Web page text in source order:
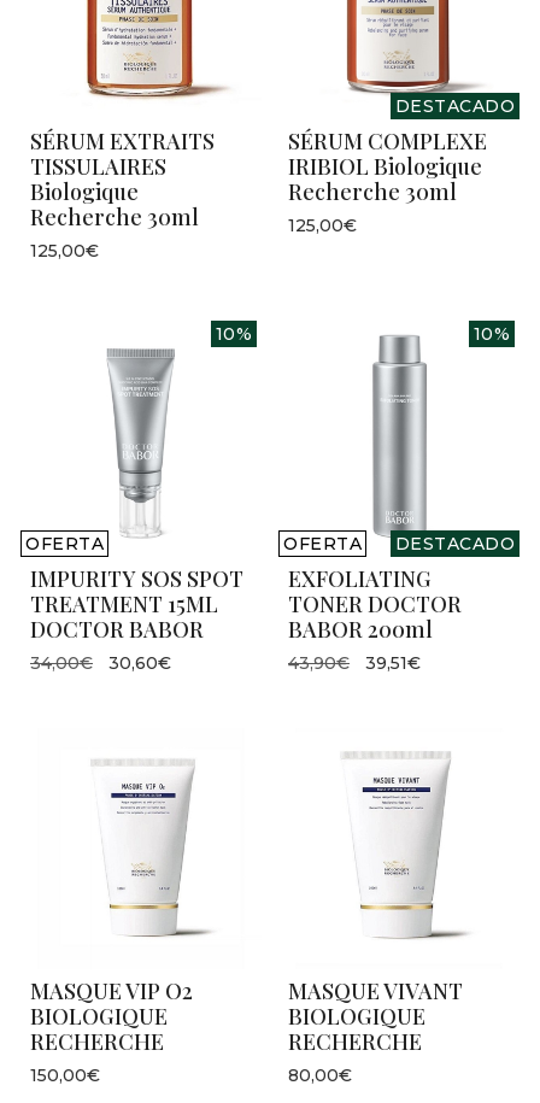
SÉRUM EXTRAITS
TISSULAIRES
Biologique
Recherche 30ml
125,00€
DESTACADO
SÉRUM COMPLEXE
IRIBIOL Biologique
Recherche 30ml
125,00€
10%
OFERTA
IMPURITY SOS SPOT
TREATMENT 15ML
DOCTOR BABOR
34,00€ 30,60€
10%
OFERTA DESTACADO
EXFOLIATING
TONER DOCTOR
BABOR 200ml
43,90€ 39,51€
MASQUE VIP O2
BIOLOGIQUE
RECHERCHE
150,00€
MASQUE VIVANT
BIOLOGIQUE
RECHERCHE
80,00€